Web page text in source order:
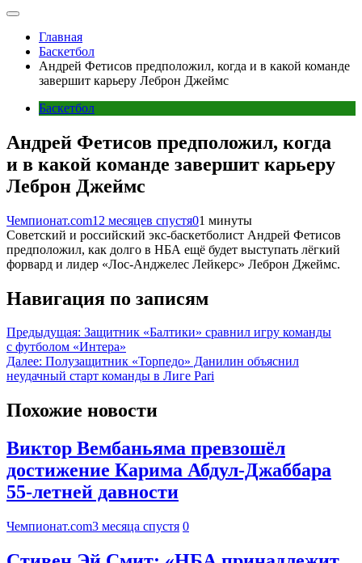
Главная
Баскетбол
Андрей Фетисов предположил, когда и в какой команде
завершит карьеру Леброн Джеймс
Баскетбол
Андрей Фетисов предположил, когда
и в какой команде завершит карьеру
Леброн Джеймс
Чемпионат.com12 месяцев спустя01 минуты
Советский и российский экс-баскетболист Андрей Фетисов
предположил, как долго в НБА ещё будет выступать лёгкий
форвард и лидер «Лос-Анджелес Лейкерс» Леброн Джеймс.
Навигация по записям
Предыдущая: Защитник «Балтики» сравнил игру команды
с футболом «Интера»
Далее: Полузащитник «Торпедо» Данилин объяснил
неудачный старт команды в Лиге Pari
Похожие новости
Виктор Вембаньяма превзошёл
достижение Карима Абдул-Джаббара
55-летней давности
Чемпионат.com3 месяца спустя 0